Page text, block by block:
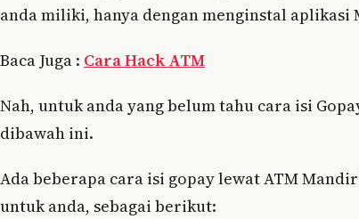
anda miliki, hanya dengan menginstal
Baca Juga : Cara Hack ATM
Nah, untuk anda yang belum tahu cara isi
dibawah ini.
Ada beberapa cara isi gopay lewat ATM
untuk anda, sebagai berikut: